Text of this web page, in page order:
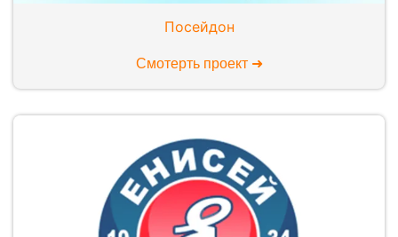
Посейдон
Смотерть проект ➜